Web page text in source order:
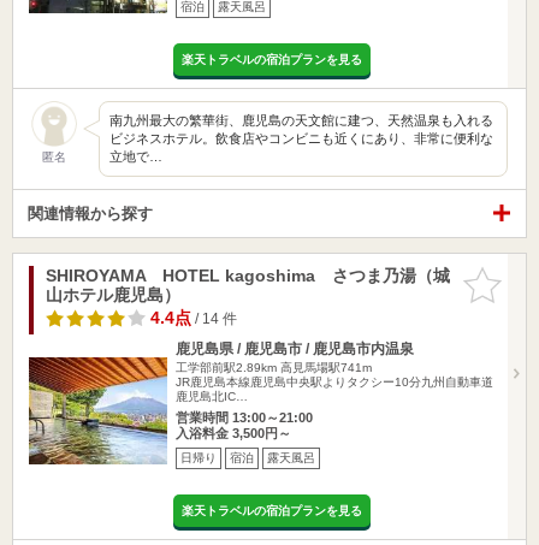
宿泊 露天風呂
楽天トラベルの宿泊プランを見る
匿名
南九州最大の繁華街、鹿児島の天文館に建つ、天然温泉も入れる
ビジネスホテル。飲食店やコンビニも近くにあり、非常に便利な
立地で…
関連情報から探す
お気に入
りに追加
SHIROYAMA HOTEL kagoshima さつま乃湯（城
山ホテル鹿児島）
4.4点/ 14 件
鹿児島県 / 鹿児島市 / 鹿児島市内温泉
工学部前駅2.89km 高見馬場駅741m
JR鹿児島本線鹿児島中央駅よりタクシー10分九州自動車道
鹿児島北IC…
営業時間 13:00～21:00
入浴料金 3,500円～
日帰り 宿泊 露天風呂
楽天トラベルの宿泊プランを見る